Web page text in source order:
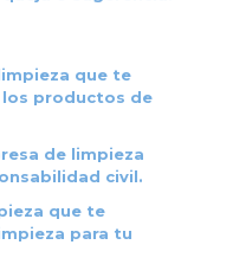
que te
productos de
de limpieza
civil.
que te
para tu